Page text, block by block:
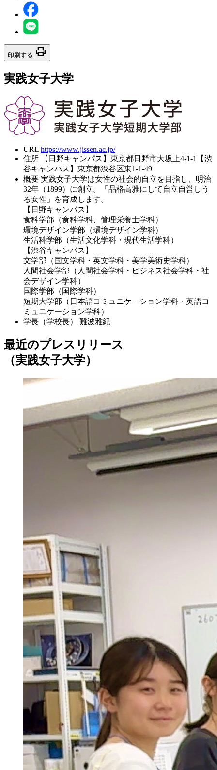
印刷する print
実践女子大学
URL https://www.jissen.ac.jp/
住所
【日野キャンパス】東京都日野市大坂上4-1-1【渋
谷キャンパス】東京都渋谷区東1-1-49
概要 実践女子大学は女性の社会的自立を目指し、明治
32年（1899）に創立。「品格高雅にして自立自営しう
る女性」を育成します。
【日野キャンパス】
食科学部（食科学科、管理栄養士学科）
環境デザイン学部（環境デザイン学科）
生活科学部（生活文化学科・現代生活学科）
【渋谷キャンパス】
文学部（国文学科・英文学科・美学美術史学科）
人間社会学部（人間社会学科・ビジネス社会学科・社
会デザイン学科）
国際学部（国際学科）
短期大学部（日本語コミュニケーション学科・英語コ
ミュニケーション学科）
学長（学校長）
難波雅紀
最近のプレスリリース
（実践女子大学）